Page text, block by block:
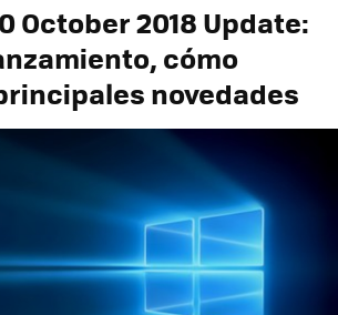
October 2018 Update:
cómo
novedades